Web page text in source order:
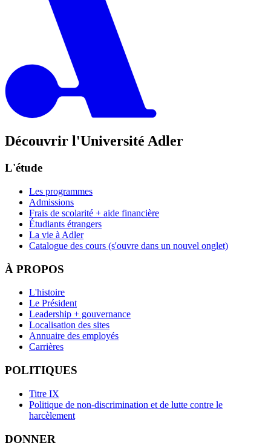
Découvrir l'Université Adler
L'étude
Les programmes
Admissions
Frais de scolarité + aide financière
Étudiants étrangers
La vie à Adler
Catalogue des cours (s'ouvre dans un nouvel onglet)
À PROPOS
L'histoire
Le Président
Leadership + gouvernance
Localisation des sites
Annuaire des employés
Carrières
POLITIQUES
Titre IX
Politique de non-discrimination et de lutte contre le
harcèlement
DONNER